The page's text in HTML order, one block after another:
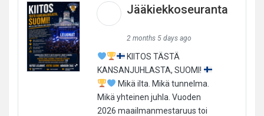
Jääkiekkoseuranta
2 months 5 days ago
KIITOS TÄSTÄ
KANSANJUHLASTA, SUOMI!
Mikä ilta. Mikä tunnelma.
Mikä yhteinen juhla. Vuoden
2026 maailmanmestaruus toi